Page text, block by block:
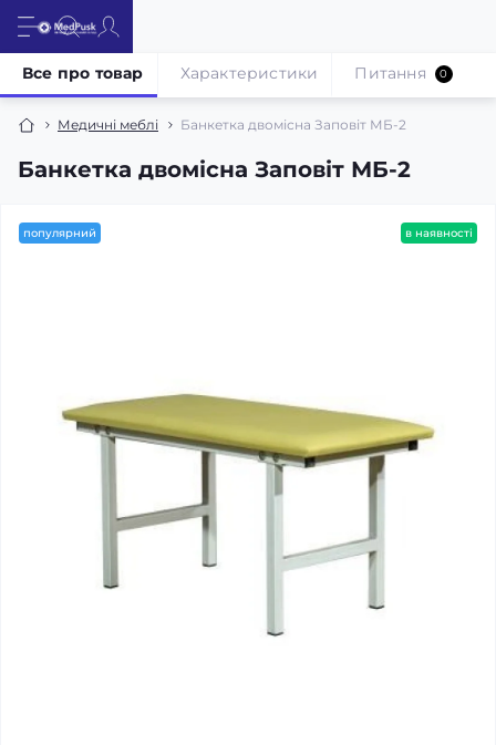
Медичні меблі Банкетка двомісна Заповіт МБ-2
Банкетка двомісна Заповіт МБ-2
Все про товар Характеристики Питання 0
популярний в наявності